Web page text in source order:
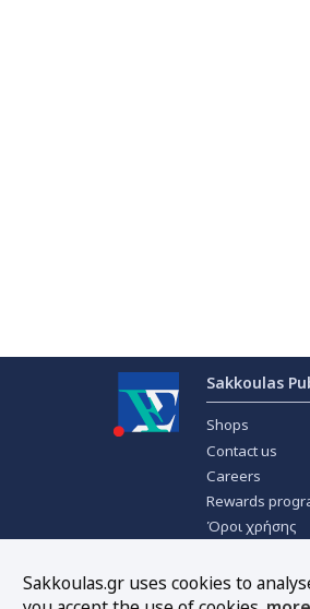
Sakkoulas
Shops
Contact us
Careers
Rewards
Όροι χρήσης
About Cookies
Sakkoulas.gr uses cookies to